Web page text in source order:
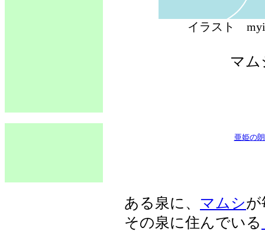
イラスト
マム
亜姫の
ある泉に、 マムシが
その泉に住んでいる